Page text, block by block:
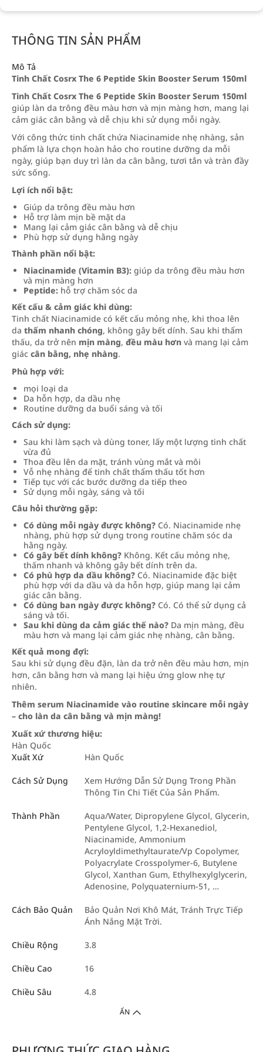
THÔNG TIN SẢN PHẨM
Mô Tả
Tinh Chất Cosrx The 6 Peptide Skin Booster Serum 150ml
Tinh Chất Cosrx The 6 Peptide Skin Booster Serum 150ml
giúp làn da trông đều màu hơn và mịn màng hơn, mang lại
cảm giác cân bằng và dễ chịu khi sử dụng mỗi ngày.
Với công thức tinh chất chứa Niacinamide nhẹ nhàng, sản
phẩm là lựa chọn hoàn hảo cho routine dưỡng da mỗi
ngày, giúp bạn duy trì làn da cân bằng, tươi tắn và tràn đầy
sức sống.
Lợi ích nổi bật:
Giúp da trông đều màu hơn
Hỗ trợ làm mịn bề mặt da
Mang lại cảm giác cân bằng và dễ chịu
Phù hợp sử dụng hằng ngày
Thành phần nổi bật:
Niacinamide (Vitamin B3): giúp da trông đều màu hơn
và mịn màng hơn
Peptide: hỗ trợ chăm sóc da
Kết cấu & cảm giác khi dùng:
Tinh chất Niacinamide có kết cấu mỏng nhẹ, khi thoa lên
da thấm nhanh chóng, không gây bết dính. Sau khi thẩm
thấu, da trở nên mịn màng, đều màu hơn và mang lại cảm
giác cân bằng, nhẹ nhàng.
Phù hợp với:
mọi loại da
Da hỗn hợp, da dầu nhẹ
Routine dưỡng da buổi sáng và tối
Cách sử dụng:
Sau khi làm sạch và dùng toner, lấy một lượng tinh chất
vừa đủ
Thoa đều lên da mặt, tránh vùng mắt và môi
Vỗ nhẹ nhàng để tinh chất thẩm thấu tốt hơn
Tiếp tục với các bước dưỡng da tiếp theo
Sử dụng mỗi ngày, sáng và tối
Câu hỏi thường gặp:
Có dùng mỗi ngày được không? Có. Niacinamide nhẹ
nhàng, phù hợp sử dụng trong routine chăm sóc da
hằng ngày.
Có gây bết dính không? Không. Kết cấu mỏng nhẹ,
thấm nhanh và không gây bết dính trên da.
Có phù hợp da dầu không? Có. Niacinamide đặc biệt
phù hợp với da dầu và da hỗn hợp, giúp mang lại cảm
giác cân bằng.
Có dùng ban ngày được không? Có. Có thể sử dụng cả
sáng và tối.
Sau khi dùng da cảm giác thế nào? Da mịn màng, đều
màu hơn và mang lại cảm giác nhẹ nhàng, cân bằng.
Kết quả mong đợi:
Sau khi sử dụng đều đặn, làn da trở nên đều màu hơn, mịn
hơn, cân bằng hơn và mang lại hiệu ứng glow nhẹ tự
nhiên.
Thêm serum Niacinamide vào routine skincare mỗi ngày
– cho làn da cân bằng và mịn màng!
Xuất xứ thương hiệu:
Hàn Quốc
Xuất Xứ
Hàn Quốc
Cách Sử Dụng
Xem Hướng Dẫn Sử Dụng Trong Phần
Thông Tin Chi Tiết Của Sản Phẩm.
Thành Phần
Aqua/Water, Dipropylene Glycol, Glycerin,
Pentylene Glycol, 1,2-Hexanediol,
Niacinamide, Ammonium
Acryloyldimethyltaurate/Vp Copolymer,
Polyacrylate Crosspolymer-6, Butylene
Glycol, Xanthan Gum, Ethylhexylglycerin,
Adenosine, Polyquaternium-51, …
Cách Bảo Quản
Bảo Quản Nơi Khô Mát, Tránh Trực Tiếp
Ánh Nắng Mặt Trời.
Chiều Rộng 3.8
Chiều Cao 16
Chiều Sâu 4.8
ẨN